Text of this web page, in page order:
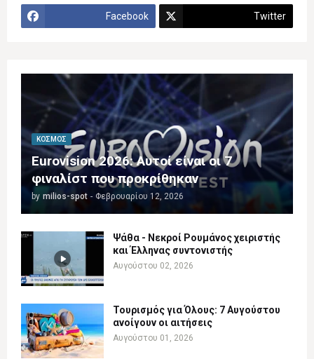
Facebook Twitter
ΚΌΣΜΟΣ
Eurovision 2026: Αυτοί είναι οι 7
φιναλίστ που προκρίθηκαν
by milios-spot - Φεβρουαρίου 12, 2026
Ψάθα - Νεκροί Ρουμάνος χειριστής
και Έλληνας συντονιστής
Αυγούστου 02, 2026
Τουρισμός για Όλους: 7 Αυγούστου
ανοίγουν οι αιτήσεις
Αυγούστου 01, 2026